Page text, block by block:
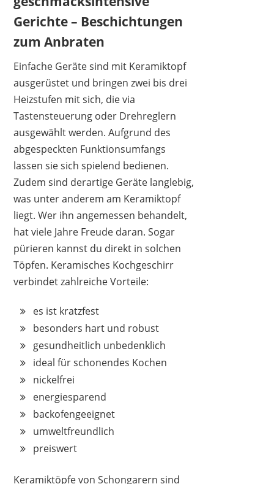
Gerichte – Beschichtungen
zum Anbraten
Einfache Geräte sind mit Keramiktopf
ausgerüstet und bringen zwei bis drei
Heizstufen mit sich, die via
Tastensteuerung oder Drehreglern
ausgewählt werden. Aufgrund des
abgespeckten Funktionsumfangs
lassen sie sich spielend bedienen.
Zudem sind derartige Geräte langlebig,
was unter anderem am Keramiktopf
liegt. Wer ihn angemessen behandelt,
hat viele Jahre Freude daran. Sogar
pürieren kannst du direkt in solchen
Töpfen. Keramisches Kochgeschirr
verbindet zahlreiche Vorteile:
es ist kratzfest
besonders hart und robust
gesundheitlich unbedenklich
ideal für schonendes Kochen
nickelfrei
energiesparend
backofengeeignet
umweltfreundlich
preiswert
Keramiktöpfe von Schongarern sind